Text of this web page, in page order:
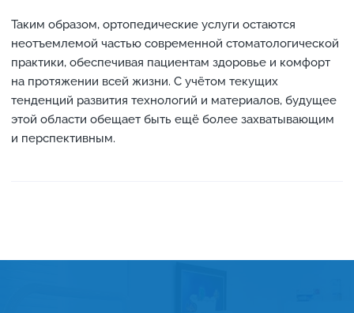
Таким образом, ортопедические услуги остаются
неотъемлемой частью современной стоматологической
практики, обеспечивая пациентам здоровье и комфорт
на протяжении всей жизни. С учётом текущих
тенденций развития технологий и материалов, будущее
этой области обещает быть ещё более захватывающим
и перспективным.